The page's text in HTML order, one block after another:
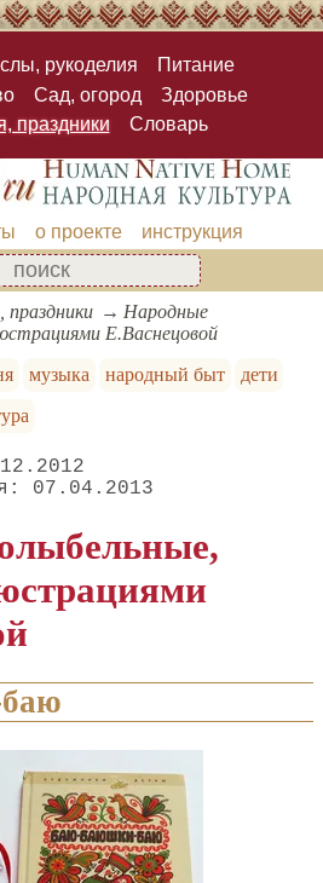
рукоделия
Питание
Сад, огород
Здоровье
праздники
Словарь
о проекте инструкция
праздники
Народные
Е.Васнецовой
музыка народный быт
дети
07.04.2013